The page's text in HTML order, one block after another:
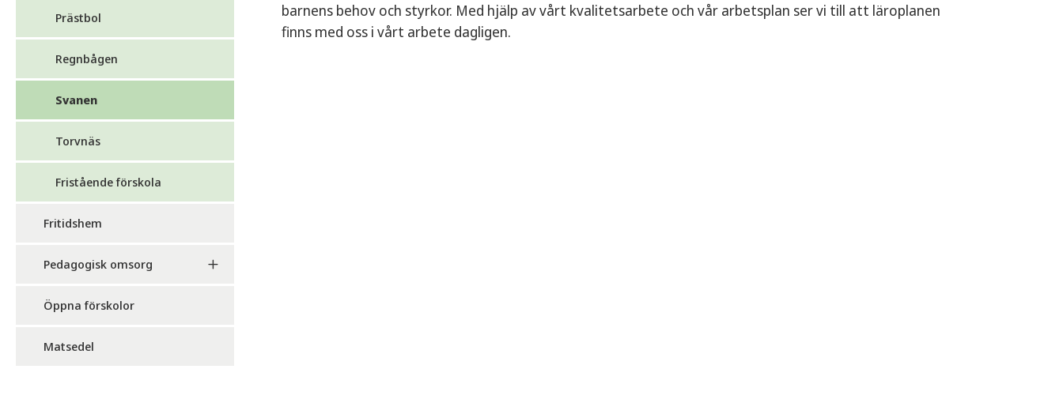
Prästbol
Regnbågen
Svanen
Torvnäs
Fristående förskola
Fritidshem
Pedagogisk omsorg
Öppna förskolor
Matsedel
barnens behov och styrkor. Med hjälp av vårt kvalitetsarbete och vår arbetsplan ser vi till att läroplanen
finns med oss i vårt arbete dagligen.